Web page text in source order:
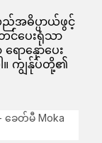
ဓိပ္ပာယ်ဖွင့်
င်ပေးရုံသာ
ာနှောပေး
။ ကျွန်ုပ်တို့၏